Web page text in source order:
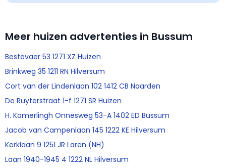
Meer huizen advertenties in Bussum
Bestevaer 53 1271 XZ Huizen
Brinkweg 35 1211 RN Hilversum
Cort van der Lindenlaan 102 1412 CB Naarden
De Ruyterstraat 1-f 1271 SR Huizen
H. Kamerlingh Onnesweg 53-A 1402 ED Bussum
Jacob van Campenlaan 145 1222 KE Hilversum
Kerklaan 9 1251 JR Laren (NH)
Laan 1940-1945 4 1222 NL Hilversum